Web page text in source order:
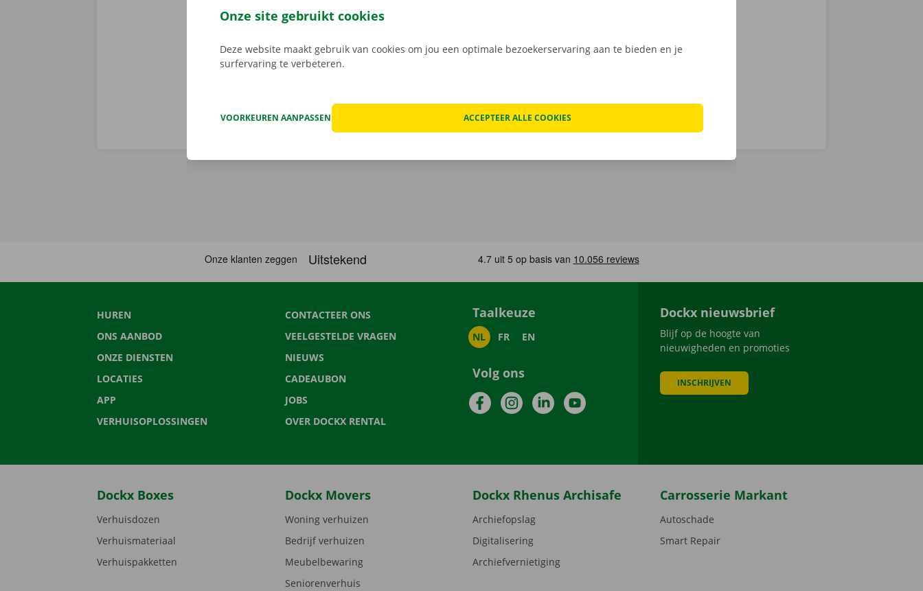
er niet op hopen, kan het voorkomen dat je huurwagen onderweg een technische fout
vertoont. In dat geval staat er 24/7 assistentie en pechverhelping voor je klaar: in heel
Europa. Zo vertrek je zorgeloos op pad met je huurauto.
HUREN
ONS AANBOD
ONZE DIENSTEN
LOCATIES
APP
VERHUISOPLOSSINGEN
CONTACTEER ONS
VEELGESTELDE VRAGEN
NIEUWS
CADEAUBON
JOBS
OVER DOCKX RENTAL
Taalkeuze
NL FR EN
Volg ons
FacebookInstagramLinkedInYouTube
Dockx nieuwsbrief
Blijf op de hoogte van
nieuwigheden en promoties
INSCHRIJVEN
Dockx Boxes
Verhuisdozen
Verhuismateriaal
Verhuispakketten
Dockx Movers
Woning verhuizen
Bedrijf verhuizen
Meubelbewaring
Seniorenverhuis
Dockx Rhenus Archisafe
Archiefopslag
Digitalisering
Archiefvernietiging
Carrosserie Markant
Autoschade
Smart Repair
Onze site gebruikt cookies
Deze website maakt gebruik van cookies om jou een optimale bezoekerservaring aan te bieden en je
surfervaring te verbeteren.
VOORKEUREN AANPASSEN ACCEPTEER ALLE COOKIES